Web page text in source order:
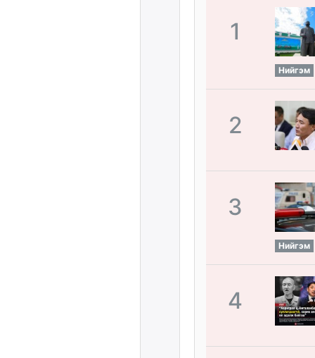
1
Нийгэм
2
3
Нийгэм
4